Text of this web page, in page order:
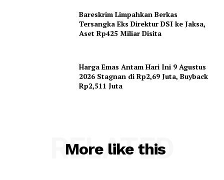
Bareskrim Limpahkan Berkas
Tersangka Eks Direktur DSI ke Jaksa,
Aset Rp425 Miliar Disita
Harga Emas Antam Hari Ini 9 Agustus
2026 Stagnan di Rp2,69 Juta, Buyback
Rp2,511 Juta
More like this
RELATED